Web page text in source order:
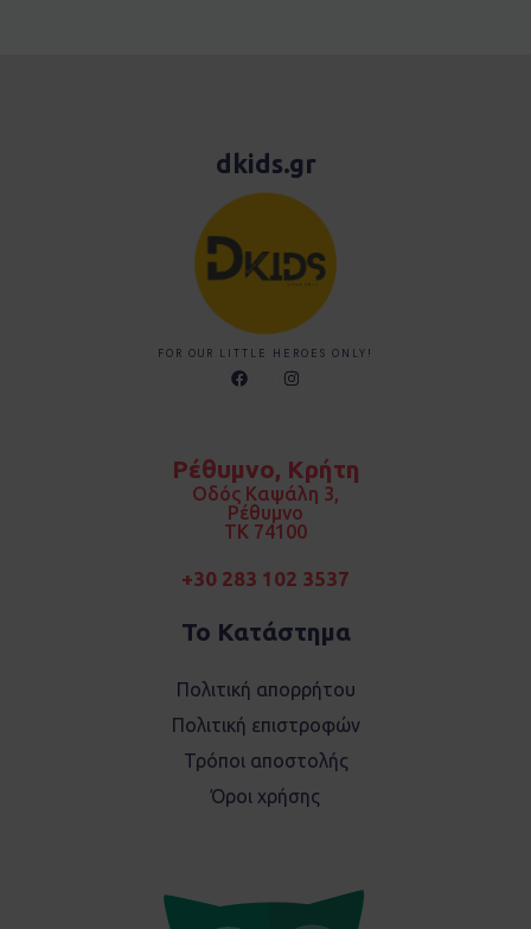
dkids.gr
FOR OUR LITTLE HEROES ONLY!
F
a
o
k
I
n
r
a
m
Ρέθυμνο, Κρήτη
Οδός Καψάλη 3,
Ρέθυμνο
TK 74100
+30 283 102 3537
Το Κατάστημα
Πολιτική απορρήτου
Πολιτική επιστροφών
Τρόποι αποστολής
Όροι χρήσης